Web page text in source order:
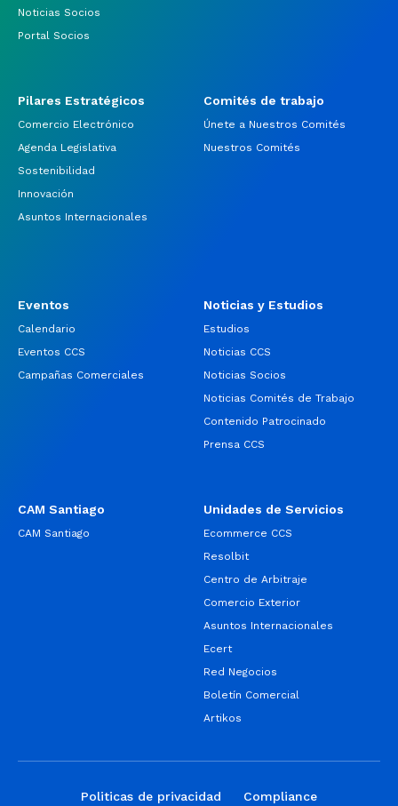
Noticias Socios
Portal Socios
Pilares Estratégicos
Comercio Electrónico
Agenda Legislativa
Sostenibilidad
Innovación
Asuntos Internacionales
Comités de trabajo
Únete a Nuestros Comités
Nuestros Comités
Eventos
Calendario
Eventos CCS
Campañas Comerciales
Noticias y Estudios
Estudios
Noticias CCS
Noticias Socios
Noticias Comités de Trabajo
Contenido Patrocinado
Prensa CCS
CAM Santiago
CAM Santiago
Unidades de Servicios
Ecommerce CCS
Resolbit
Centro de Arbitraje
Comercio Exterior
Asuntos Internacionales
Ecert
Red Negocios
Boletín Comercial
Artikos
Politicas de privacidad Compliance